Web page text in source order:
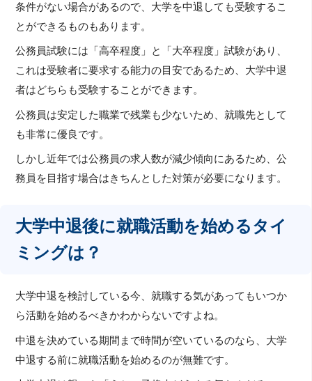
条件がない場合があるので、大学を中退しても受験するこ
とができるものもあります。
公務員試験には「高卒程度」と「大卒程度」試験があり、
これは受験者に要求する能力の目安であるため、大学中退
者はどちらも受験することができます。
公務員は安定した職業で残業も少ないため、就職先として
も非常に優良です。
しかし近年では公務員の求人数が減少傾向にあるため、公
務員を目指す場合はきちんとした対策が必要になります。
大学中退後に就職活動を始めるタイ
ミングは？
大学中退を検討している今、就職する気があってもいつか
ら活動を始めるべきかわからないですよね。
中退を決めている期間まで時間が空いているのなら、大学
中退する前に就職活動を始めるのが無難です。